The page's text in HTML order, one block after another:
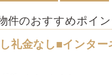
件のおすすめポイ
礼金なし■インタ